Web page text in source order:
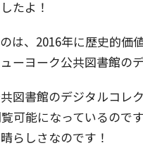
たよ！
は、2016年に歴史的価
ーヨーク公共図書館の
図書館のデジタルコレ
可能になっているので
らしさなのです！